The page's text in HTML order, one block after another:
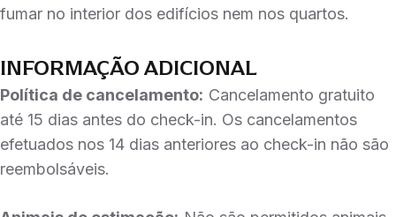
fumar no interior dos edifícios nem nos quartos.
INFORMAÇÃO ADICIONAL
Política de cancelamento: Cancelamento gratuito
até 15 dias antes do check-in. Os cancelamentos
efetuados nos 14 dias anteriores ao check-in não são
reembolsáveis.